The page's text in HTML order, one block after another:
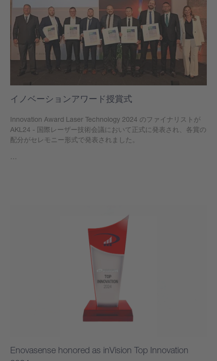
イノベーションアワード授賞式
Innovation Award Laser Technology 2024 のファイナリストが
AKL24 - 国際レーザー技術会議において正式に発表され、各賞の
配分がセレモニー形式で発表されました。
…
Enovasense honored as inVision Top Innovation